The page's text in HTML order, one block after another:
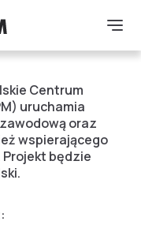
Centrum
uruchamia
oraz
wspierającego
będzie